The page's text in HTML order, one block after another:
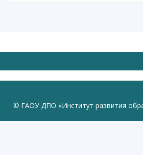
© ГАОУ ДПО «Институт развития